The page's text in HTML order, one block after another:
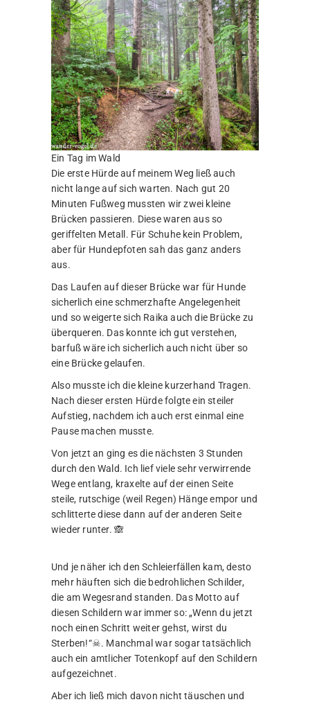
Ein Tag im Wald
Die erste Hürde auf meinem Weg ließ auch
nicht lange auf sich warten. Nach gut 20
Minuten Fußweg mussten wir zwei kleine
Brücken passieren. Diese waren aus so
geriffelten Metall. Für Schuhe kein Problem,
aber für Hundepfoten sah das ganz anders
aus.
Das Laufen auf dieser Brücke war für Hunde
sicherlich eine schmerzhafte Angelegenheit
und so weigerte sich Raika auch die Brücke zu
überqueren. Das konnte ich gut verstehen,
barfuß wäre ich sicherlich auch nicht über so
eine Brücke gelaufen.
Also musste ich die kleine kurzerhand Tragen.
Nach dieser ersten Hürde folgte ein steiler
Aufstieg, nachdem ich auch erst einmal eine
Pause machen musste.
Von jetzt an ging es die nächsten 3 Stunden
durch den Wald. Ich lief viele sehr verwirrende
Wege entlang, kraxelte auf der einen Seite
steile, rutschige (weil Regen) Hänge empor und
schlitterte diese dann auf der anderen Seite
wieder runter. 🙈
Und je näher ich den Schleierfällen kam, desto
mehr häuften sich die bedrohlichen Schilder,
die am Wegesrand standen. Das Motto auf
diesen Schildern war immer so: „Wenn du jetzt
noch einen Schritt weiter gehst, wirst du
Sterben!“☠. Manchmal war sogar tatsächlich
auch ein amtlicher Totenkopf auf den Schildern
aufgezeichnet.
Aber ich ließ mich davon nicht täuschen und